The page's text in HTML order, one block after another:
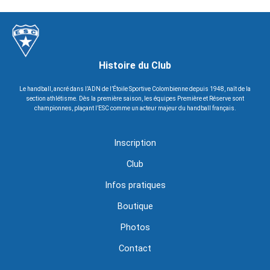
Histoire du Club
Le handball, ancré dans l’ADN de l’Étoile Sportive Colombienne depuis 1948, naît de la
section athlétisme. Dès la première saison, les équipes Première et Réserve sont
championnes, plaçant l’ESC comme un acteur majeur du handball français.
Inscription
Club
Infos pratiques
Boutique
Photos
Contact